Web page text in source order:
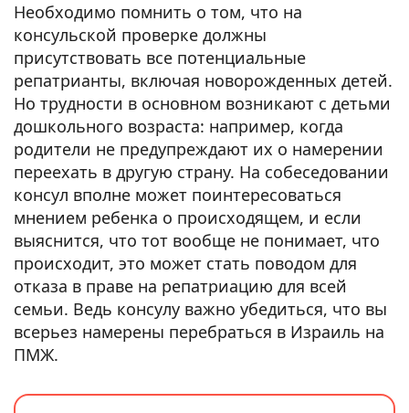
Необходимо помнить о том, что на
консульской проверке должны
присутствовать все потенциальные
репатрианты, включая новорожденных детей.
Но трудности в основном возникают с детьми
дошкольного возраста: например, когда
родители не предупреждают их о намерении
переехать в другую страну. На собеседовании
консул вполне может поинтересоваться
мнением ребенка о происходящем, и если
выяснится, что тот вообще не понимает, что
происходит, это может стать поводом для
отказа в праве на репатриацию для всей
семьи. Ведь консулу важно убедиться, что вы
всерьез намерены перебраться в Израиль на
ПМЖ.